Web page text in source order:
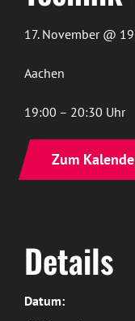
17. November @
Aachen
19:00 – 20:30 Uhr
Zum
Details
Datum: